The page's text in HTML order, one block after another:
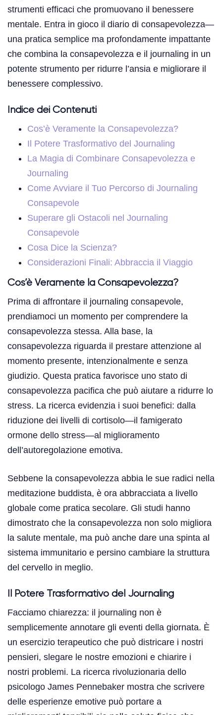
strumenti efficaci che promuovano il benessere
mentale. Entra in gioco il diario di consapevolezza—
una pratica semplice ma profondamente impattante
che combina la consapevolezza e il journaling in un
potente strumento per ridurre l’ansia e migliorare il
benessere complessivo.
Indice dei Contenuti
Cos’è Veramente la Consapevolezza?
Il Potere Trasformativo del Journaling
La Magia di Combinare Consapevolezza e
Journaling
Come Avviare il Tuo Percorso di Journaling
Consapevole
Superare gli Ostacoli nel Journaling
Consapevole
Cosa Dice la Scienza?
Considerazioni Finali: Abbraccia il Viaggio
Cos’è Veramente la Consapevolezza?
Prima di affrontare il journaling consapevole,
prendiamoci un momento per comprendere la
consapevolezza stessa. Alla base, la
consapevolezza riguarda il prestare attenzione al
momento presente, intenzionalmente e senza
giudizio. Questa pratica favorisce uno stato di
consapevolezza pacifica che può aiutare a ridurre lo
stress. La ricerca evidenzia i suoi benefici: dalla
riduzione dei livelli di cortisolo—il famigerato
ormone dello stress—al miglioramento
dell’autoregolazione emotiva.
Sebbene la consapevolezza abbia le sue radici nella
meditazione buddista, è ora abbracciata a livello
globale come pratica secolare. Gli studi hanno
dimostrato che la consapevolezza non solo migliora
la salute mentale, ma può anche dare una spinta al
sistema immunitario e persino cambiare la struttura
del cervello in meglio.
Il Potere Trasformativo del Journaling
Facciamo chiarezza: il journaling non è
semplicemente annotare gli eventi della giornata. È
un esercizio terapeutico che può districare i nostri
pensieri, slegare le nostre emozioni e chiarire i
nostri problemi. La ricerca rivoluzionaria dello
psicologo James Pennebaker mostra che scrivere
delle esperienze emotive può portare a